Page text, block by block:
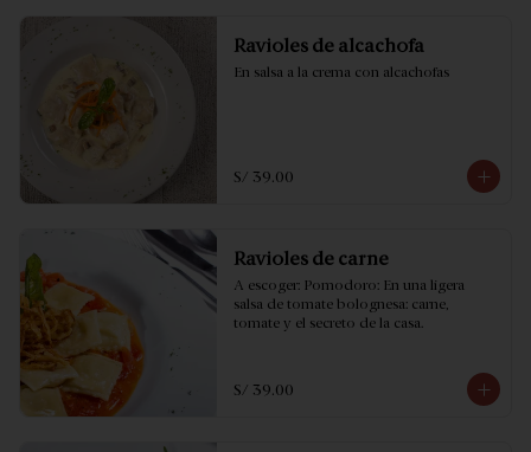
Ravioles de alcachofa
En salsa a la crema con alcachofas
S/ 39.00
Ravioles de carne
A escoger: Pomodoro: En una ligera
salsa de tomate bolognesa: carne,
tomate y el secreto de la casa.
S/ 39.00